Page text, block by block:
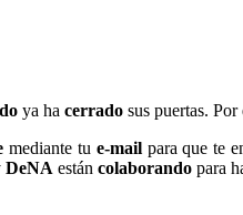
ya ha cerrado sus puertas. Por
mediante tu e-mailpara que te
DeNA están colaborando para